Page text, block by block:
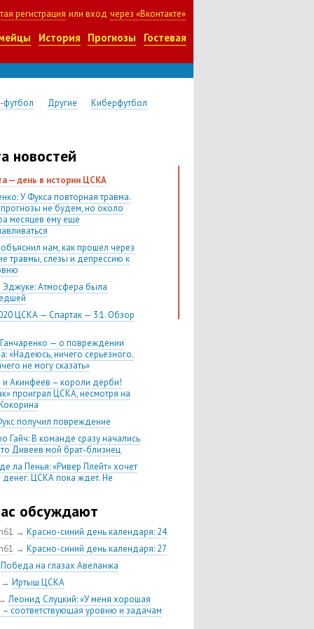
регистрация или вход через «Вконтакте»
История Прогнозы Гостевая
Другие Киберфутбол
новостей
— день в истории ЦСКА
У Фукса повторная травма.
не будем, но около
месяцев ему еще
нам, как прошел через
травмы, слезы и депрессию к
Атмосфера была
ЦСКА — Спартак — 3:1. Обзор
— о повреждении
«Надеюсь, ничего серьезного.
не могу сказать»
Акинфеев – короли дерби!
проиграл ЦСКА, несмотря на
получил повреждение
Гайч: В команде сразу начались
Дивеев мой брат-близнец
ла Пенья: «Ривер Плейт» хочет
ЦСКА пока ждет. Не
Химки — ЦСКА — 0:2. Обзор
сезона в РПЛ —
победа ЦСКА. Гончаренко
11 россиян в старте
— о Гайче: «Если покупаем за
деньги, значит, рассчитываем как
форварда»
«Влашича сложно заменить,
и Дзагоеву сегодня это
обсуждают
→ Красно-синий день календаря: 24
→ Красно-синий день календаря: 27
Победа на глазах Авеланжа
→ Иртыш ЦСКА
Леонид Слуцкий: «У меня хорошая
соответствующая уровню и задачам